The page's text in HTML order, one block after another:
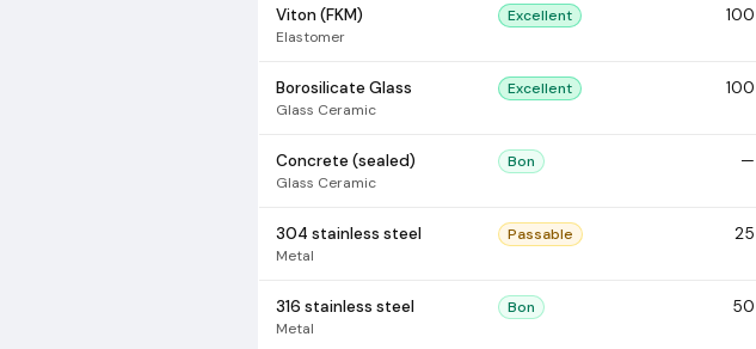
Viton (FKM)
Elastomer
Excellent 100
Borosilicate Glass
Glass Ceramic
Excellent 100
Concrete (sealed)
Glass Ceramic
Bon —
304 stainless steel
Metal
Passable 25
316 stainless steel
Metal
Bon 50